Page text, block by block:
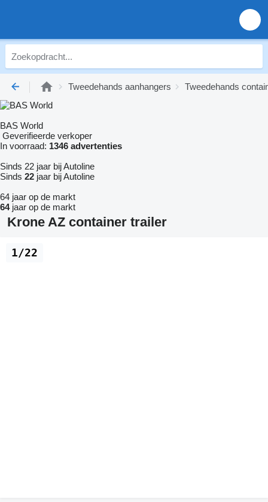
Tweedehands aanhangers Tweedehands
BAS World
Geverifieerde verkoper
In voorraad: 1346 advertenties
Sinds 22 jaar bij Autoline
Sinds 22 jaar bij Autoline
64 jaar op de markt
64 jaar op de markt
Krone AZ container trailer
1/22